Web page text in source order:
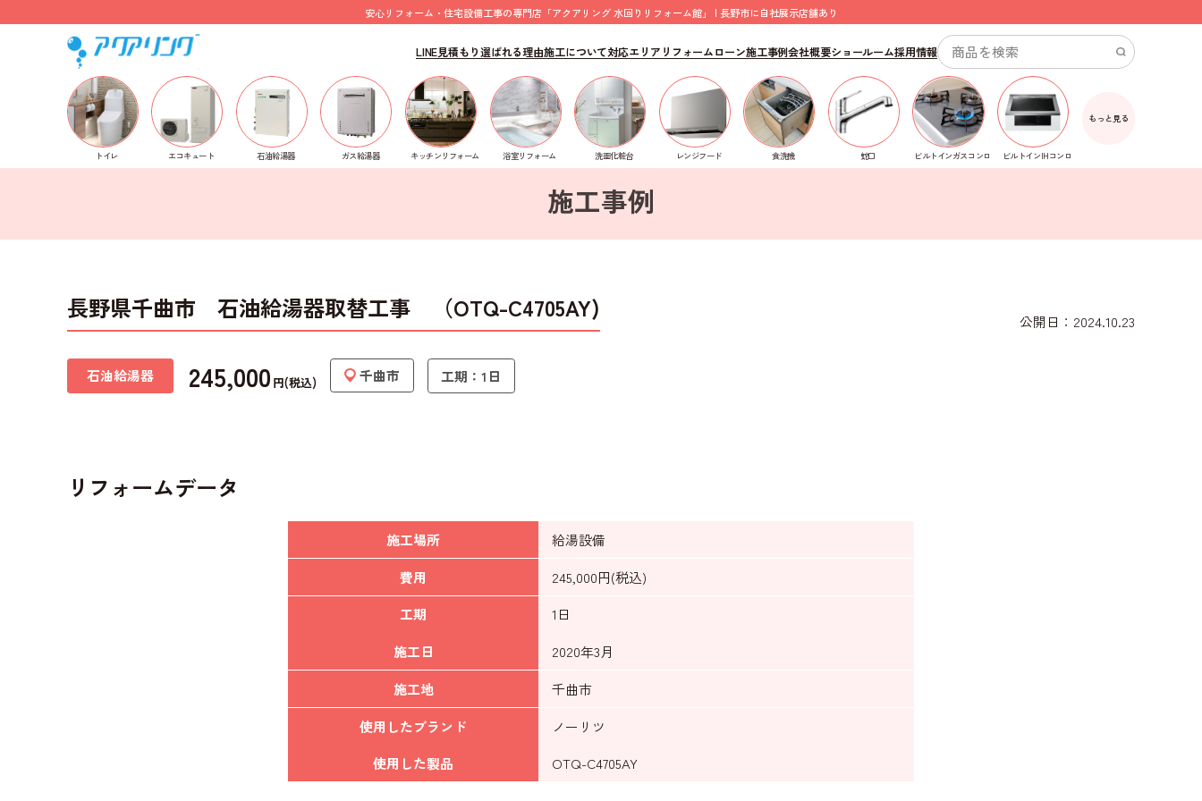
安心リフォーム・住宅設備工事の専門店「アクアリング 水回りリフォーム館」 | 長野市に自社展示店舗あり
LINE見積もり選ばれる理由施工について対応エリア リフォームローン施工事例会社概要ショールーム採用情報
トイレ エコキュート 石油給湯器 ガス給湯器 キッチンリフォーム 浴室リフォーム 洗面化粧台 レンジフード 食洗機 蛇口 ビルトインガスコンロ ビルトインIHコンロ
もっと見る
ホーム> 施工事例>石油給湯器> 長野県千曲市 石油給湯器取替工事 （OTQ-C4705AY)
施工事例
長野県千曲市 石油給湯器取替工事 （OTQ-C4705AY) 公開日：2024.10.23
石油給湯器 245,000 円(税込) 千曲市 工期：1日
リフォームデータ
施工場所
給湯設備
費用
245,000円(税込)
工期
1日
施工日
2020年3月
施工地
千曲市
使用したブランド
ノーリツ
使用した製品
OTQ-C4705AY